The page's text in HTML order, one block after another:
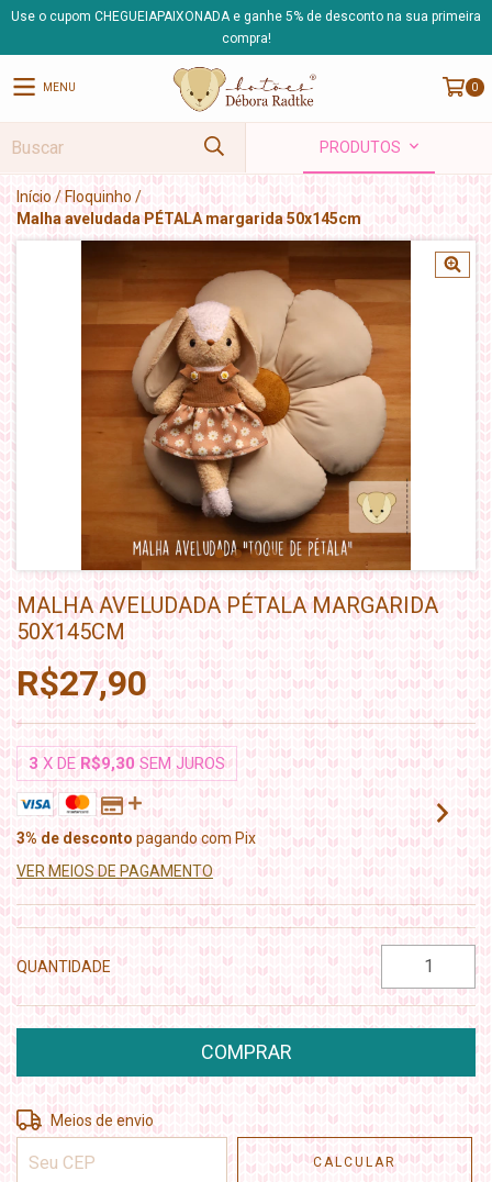
Use o cupom CHEGUEIAPAIXONADA e ganhe 5% de desconto na sua primeira
compra!
MENU 0
PRODUTOS
Início /Floquinho /
Malha aveludada PÉTALA margarida 50x145cm
MALHA AVELUDADA PÉTALA MARGARIDA
50X145CM
R$27,90
3 X DER$9,30 SEM JUROS
3% de desconto pagando com Pix
VER MEIOS DE PAGAMENTO
QUANTIDADE
Entregas para o CEP: ALTERAR CEP
Meios de envio
CALCULAR